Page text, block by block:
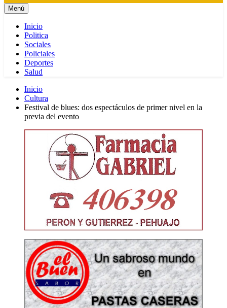
Menú
Inicio
Politica
Sociales
Policiales
Deportes
Salud
Inicio
Cultura
Festival de blues: dos espectáculos de primer nivel en la
previa del evento